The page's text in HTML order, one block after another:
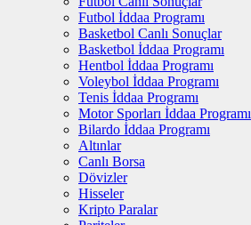
Futbol İddaa Programı
Basketbol Canlı Sonuçlar
Basketbol İddaa Programı
Hentbol İddaa Programı
Voleybol İddaa Programı
Tenis İddaa Programı
Motor Sporları İddaa Programı
Bilardo İddaa Programı
Altınlar
Canlı Borsa
Dövizler
Hisseler
Kripto Paralar